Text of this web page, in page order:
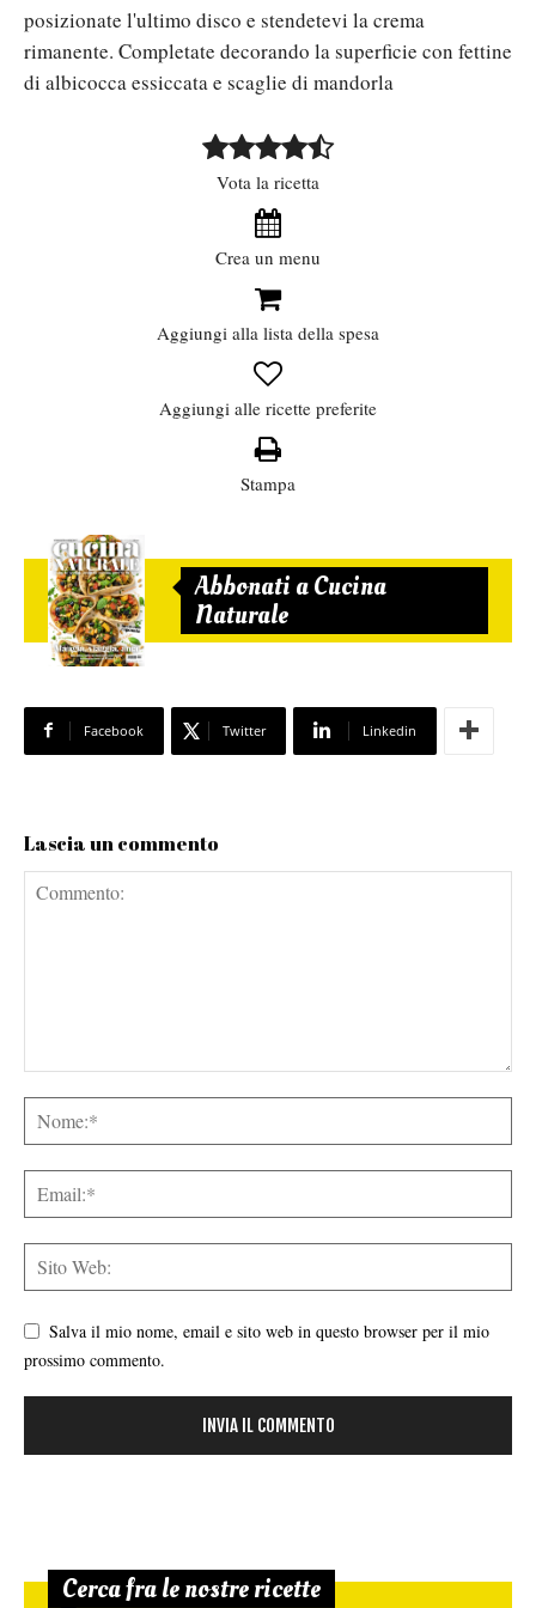
posizionate l'ultimo disco e stendetevi la crema
rimanente. Completate decorando la superficie con fettine
di albicocca essiccata e scaglie di mandorla
Vota la ricetta
Crea un menu
Aggiungi alla lista della spesa
Aggiungi alle ricette preferite
Stampa
Abbonati a Cucina
Naturale
Facebook Twitter Linkedin
Lascia un commento
Salva il mio nome, email e sito web in questo browser per il mio
prossimo commento.
Cerca fra le nostre ricette